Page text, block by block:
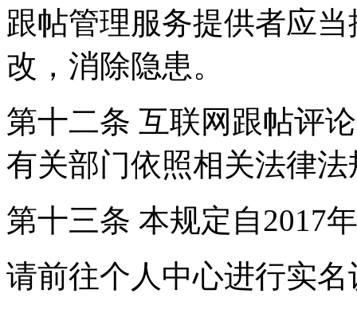
跟帖管理服务提供者应
改，消除隐患。
第十二条 互联网跟帖评
有关部门依照相关法律
第十三条 本规定自2017
请前往个人中心进行实名